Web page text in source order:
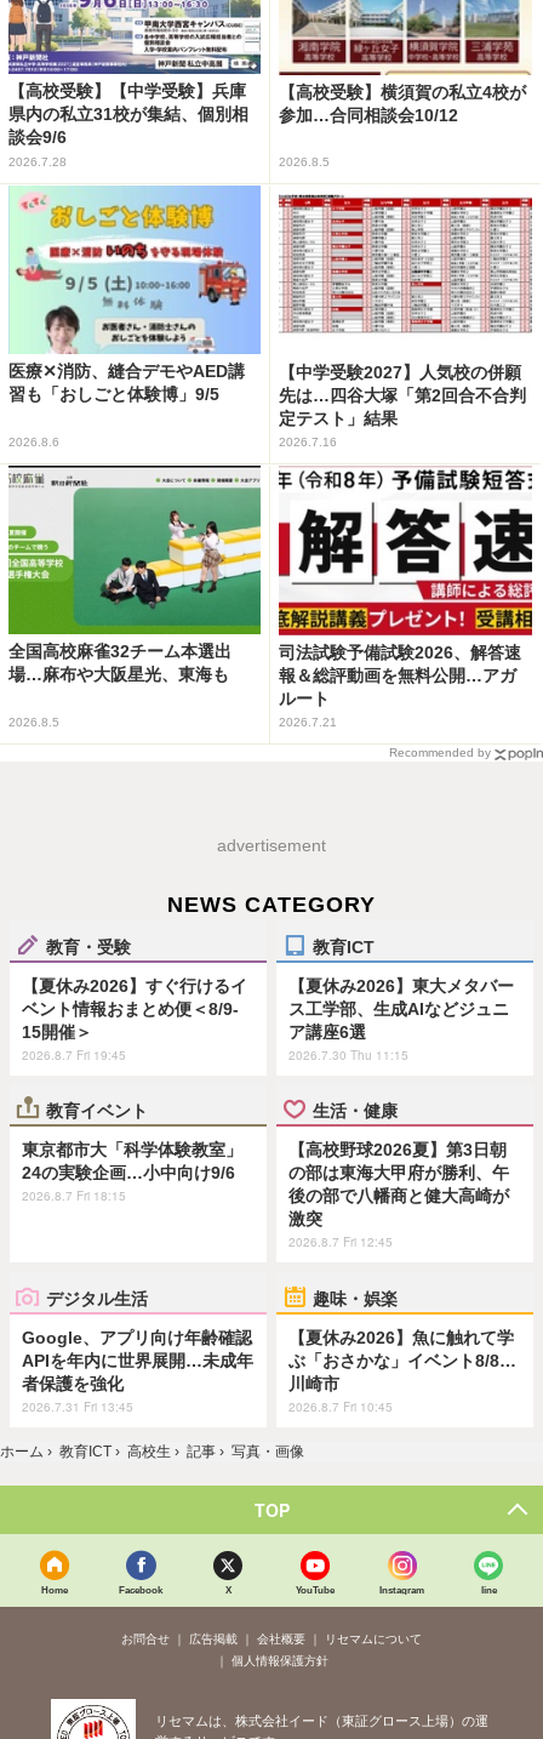
【高校受験】【中学受験】兵庫
県内の私立31校が集結、個別相
談会9/6
2026.7.28
【高校受験】横須賀の私立4校が
参加…合同相談会10/12
2026.8.5
医療✕消防、縫合デモやAED講
習も「おしごと体験博」9/5
2026.8.6
【中学受験2027】人気校の併願
先は…四谷大塚「第2回合不合判
定テスト」結果
2026.7.16
全国高校麻雀32チーム本選出
場…麻布や大阪星光、東海も
2026.8.5
司法試験予備試験2026、解答速
報＆総評動画を無料公開…アガ
ルート
2026.7.21
Recommended by
advertisement
NEWS CATEGORY
教育・受験
【夏休み2026】すぐ行けるイ
ベント情報おまとめ便＜8/9-
15開催＞
2026.8.7 Fri 19:45
教育ICT
【夏休み2026】東大メタバー
ス工学部、生成AIなどジュニ
ア講座6選
2026.7.30 Thu 11:15
教育イベント
東京都市大「科学体験教室」
24の実験企画…小中向け9/6
2026.8.7 Fri 18:15
生活・健康
【高校野球2026夏】第3日朝
の部は東海大甲府が勝利、午
後の部で八幡商と健大高崎が
激突
2026.8.7 Fri 12:45
デジタル生活
Google、アプリ向け年齢確認
APIを年内に世界展開…未成年
者保護を強化
2026.7.31 Fri 13:45
趣味・娯楽
【夏休み2026】魚に触れて学
ぶ「おさかな」イベント8/8…
川崎市
2026.8.7 Fri 10:45
ホーム › 教育ICT › 高校生 › 記事 › 写真・画像
TOP
Home Facebook X YouTube Instagram line
お問合せ 広告掲載 会社概要
リセマムについて
個人情報保護方針
リセマムは、株式会社イード（東証グロース上場）の運